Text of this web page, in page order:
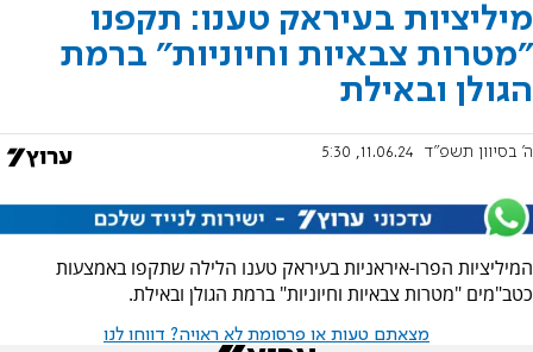
מיליציות בעיראק טענו: תקפנו
"מטרות צבאיות וחיוניות" ברמת
הגולן ובאילת
ה' בסיוון תשפ"ד 11.06.24, 5:30
המיליציות הפרו-איראניות בעיראק טענו הלילה שתקפו באמצעות
כטב"מים "מטרות צבאיות וחיוניות" ברמת הגולן ובאילת.
מצאתם טעות או פרסומת לא ראויה? דווחו לנו